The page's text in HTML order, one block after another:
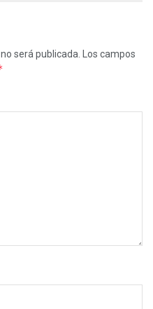
será publicada.
Los campos